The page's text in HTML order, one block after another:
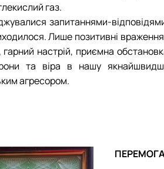
газ.
запитаннями-
Лише позитивні враження
настрій, приємна
та віра в нашу
агресором.